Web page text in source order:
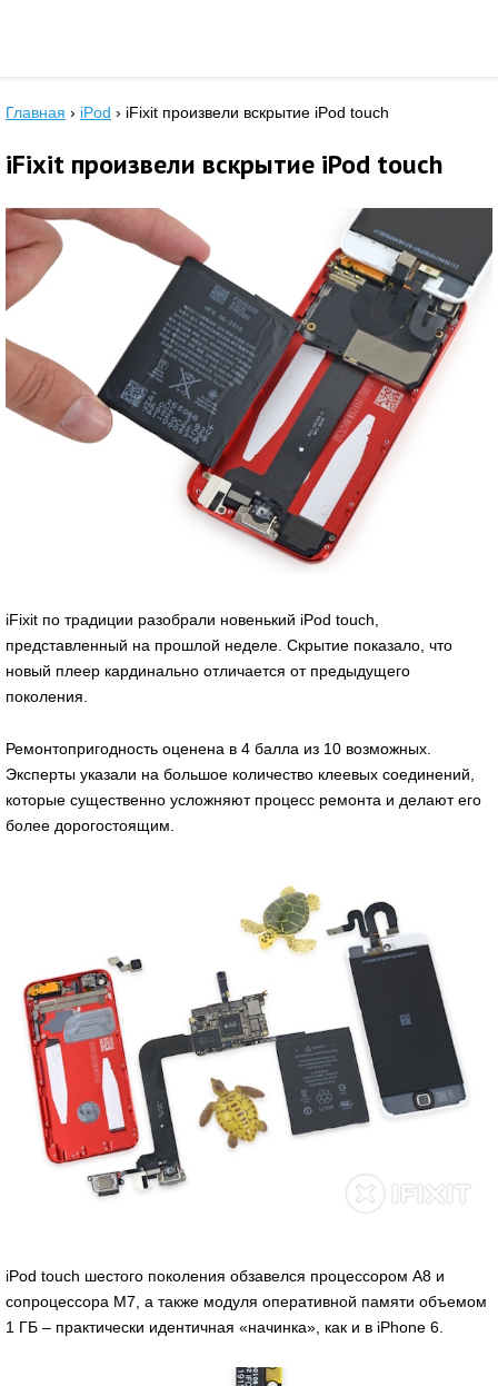
Главная › iPod › iFixit произвели вскрытие iPod touch
iFixit произвели вскрытие iPod touch
iFixit по традиции разобрали новенький iPod touch,
представленный на прошлой неделе. Скрытие показало, что
новый плеер кардинально отличается от предыдущего
поколения.
Ремонтопригодность оценена в 4 балла из 10 возможных.
Эксперты указали на большое количество клеевых соединений,
которые существенно усложняют процесс ремонта и делают его
более дорогостоящим.
iPod touch шестого поколения обзавелся процессором A8 и
сопроцессора М7, а также модуля оперативной памяти объемом
1 ГБ – практически идентичная «начинка», как и в iPhone 6.